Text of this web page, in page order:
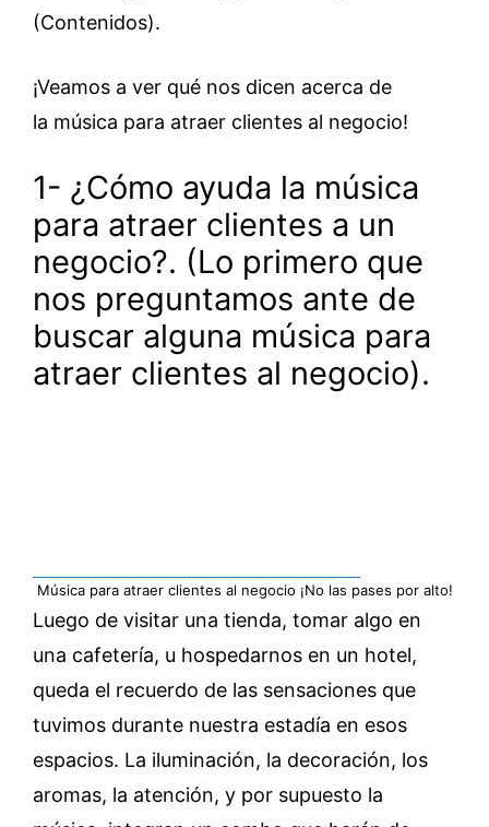
(Contenidos).
¡Veamos a ver qué nos dicen acerca de
la música para atraer clientes al negocio!
1- ¿Cómo ayuda la música
para atraer clientes a un
negocio?. (Lo primero que
nos preguntamos ante de
buscar alguna música para
atraer clientes al negocio).
Música para atraer clientes al negocio ¡No las pases por alto!
Luego de visitar una tienda, tomar algo en
una cafetería, u hospedarnos en un hotel,
queda el recuerdo de las sensaciones que
tuvimos durante nuestra estadía en esos
espacios. La iluminación, la decoración, los
aromas, la atención, y por supuesto la